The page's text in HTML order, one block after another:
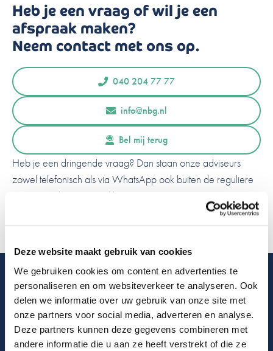
Deze website maakt gebruik van cookies
We gebruiken cookies om content en advertenties te
personaliseren en om websiteverkeer te analyseren. Ook
delen we informatie over uw gebruik van onze site met
onze partners voor social media, adverteren en analyse.
Deze partners kunnen deze gegevens combineren met
andere informatie die u aan ze heeft verstrekt of die ze
Heb je een vraag of wil je een
afspraak maken?
Neem contact met ons op.
040 204 77 77
info@nbg.nl
Bel mij terug
Heb je een dringende vraag? Dan staan onze adviseurs
zowel telefonisch als via WhatsApp ook buiten de reguliere
openingstijden voor jou klaar!
Op de hoogte blijven?
Schrijf je in voor de nieuwsbrief!